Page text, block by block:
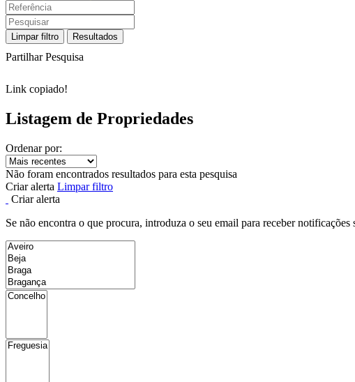
Limpar filtro Resultados
Partilhar Pesquisa
Link copiado!
Listagem de Propriedades
Ordenar por:
Não foram encontrados resultados para esta pesquisa
Criar alerta Limpar filtro
Criar alerta
Se não encontra o que procura, introduza o seu email para receber